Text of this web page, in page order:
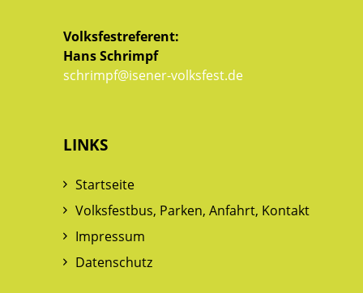
Volksfestreferent:
Hans Schrimpf
schrimpf@isener-volksfest.de
LINKS
Startseite
Volksfestbus, Parken, Anfahrt, Kontakt
Impressum
Datenschutz